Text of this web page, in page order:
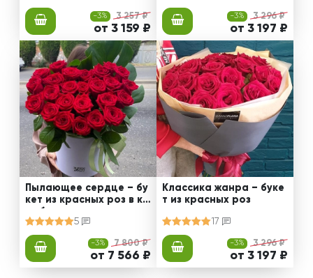
-3% 3 257 ₽
от 3 159 ₽
-3% 3 296 ₽
от 3 197 ₽
Пылающее сердце – бу
кет из красных роз в ко
робке
5
-3% 7 800 ₽
от 7 566 ₽
Классика жанра – буке
т из красных роз
17
-3% 3 296 ₽
от 3 197 ₽